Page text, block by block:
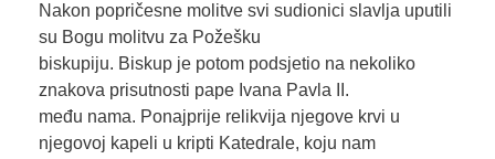
Nakon popričesne molitve svi sudionici slavlja uputili
su Bogu molitvu za Požešku
biskupiju. Biskup je potom podsjetio na nekoliko
znakova prisutnosti pape Ivana Pavla II.
među nama. Ponajprije relikvija njegove krvi u
njegovoj kapeli u kripti Katedrale, koju nam